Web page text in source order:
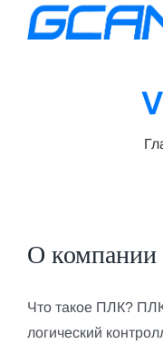
Перейти
Свяжитесь с нами
О компании
Что такое ПЛК?
логический